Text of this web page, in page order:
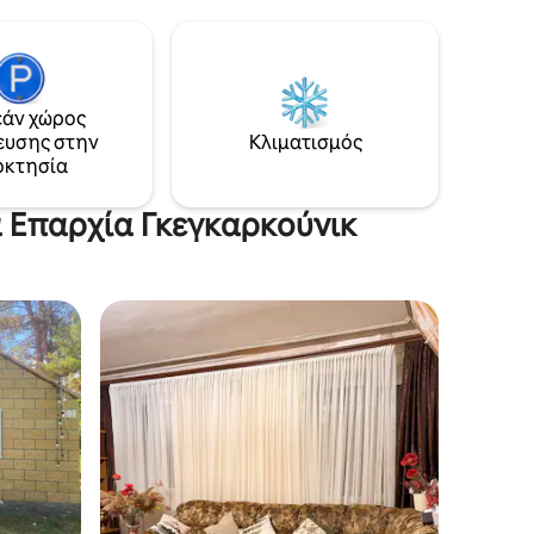
τη
πιο
στέγες με φυτά, χτισμένα σε αρμονία με
το περιβάλλον. Κάθε στοιχείο είναι
προσεγμένο, για να δημιουργήσει μια
ζεστή και αξέχαστη διαμονή.
χώρος
στην
Κλιματισμός
Επαρχία Γκεγκαρκούνικ